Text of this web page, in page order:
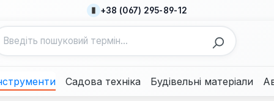
+38 (067) 295-89-12
Садова техніка Будівельні матеріали